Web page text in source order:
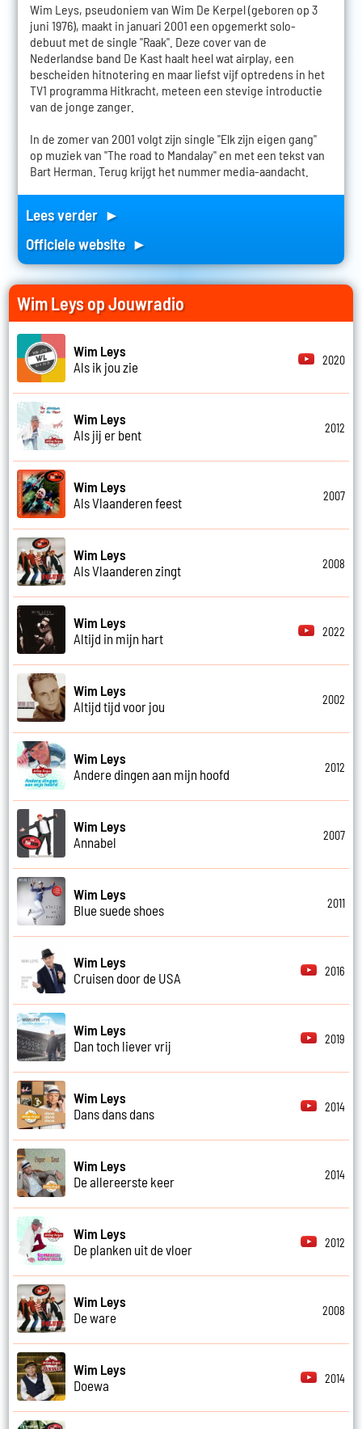
Wim Leys, pseudoniem van Wim De Kerpel (geboren op 3
juni 1976), maakt in januari 2001 een opgemerkt solo-
debuut met de single "Raak". Deze cover van de
Nederlandse band De Kast haalt heel wat airplay, een
bescheiden hitnotering en maar liefst vijf optredens in het
TV1 programma Hitkracht, meteen een stevige introductie
van de jonge zanger.
In de zomer van 2001 volgt zijn single "Elk zijn eigen gang"
op muziek van "The road to Mandalay" en met een tekst van
Bart Herman. Terug krijgt het nummer media-aandacht.
Lees verder ►
Officiele website ►
Wim Leys op Jouwradio
Wim Leys
Als ik jou zie
2020
Wim Leys
Als jij er bent
2012
Wim Leys
Als Vlaanderen feest
2007
Wim Leys
Als Vlaanderen zingt
2008
Wim Leys
Altijd in mijn hart
2022
Wim Leys
Altijd tijd voor jou
2002
Wim Leys
Andere dingen aan mijn hoofd
2012
Wim Leys
Annabel
2007
Wim Leys
Blue suede shoes
2011
Wim Leys
Cruisen door de USA
2016
Wim Leys
Dan toch liever vrij
2019
Wim Leys
Dans dans dans
2014
Wim Leys
De allereerste keer
2014
Wim Leys
De planken uit de vloer
2012
Wim Leys
De ware
2008
Wim Leys
Doewa
2014